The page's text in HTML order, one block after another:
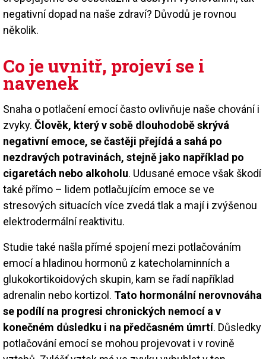
negativní dopad na naše zdraví? Důvodů je rovnou
několik.
Co je uvnitř, projeví se i
navenek
Snaha o potlačení emocí často ovlivňuje naše chování i
zvyky. Člověk, který v sobě dlouhodobě skrývá
negativní emoce, se častěji přejídá a sahá po
nezdravých potravinách, stejně jako například po
cigaretách nebo alkoholu. Udusané emoce však škodí
také přímo – lidem potlačujícím emoce se ve
stresových situacích více zvedá tlak a mají i zvýšenou
elektrodermální reaktivitu.
Studie také našla přímé spojení mezi potlačováním
emocí a hladinou hormonů z katecholaminních a
glukokortikoidových skupin, kam se řadí například
adrenalin nebo kortizol. Tato hormonální nerovnováha
se podílí na progresi chronických nemocí a v
konečném důsledku i na předčasném úmrtí. Důsledky
potlačování emocí se mohou projevovat i v rovině